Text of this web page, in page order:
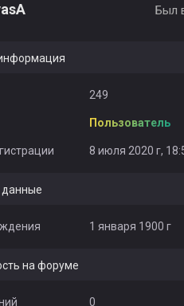
Был
249
Пользователь
8 июля 2020 г,
1 января 1900 г
на форуме
0